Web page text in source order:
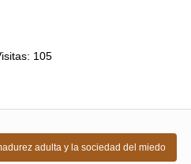
105
adulta y la sociedad del miedo